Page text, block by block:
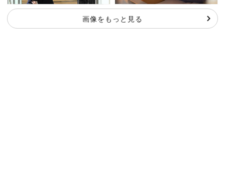
画像をもっと見る